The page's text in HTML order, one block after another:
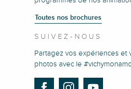
Toutes nos brochures
SUIVEZ-NOUS
Partagez vos expériences et
photos avec le